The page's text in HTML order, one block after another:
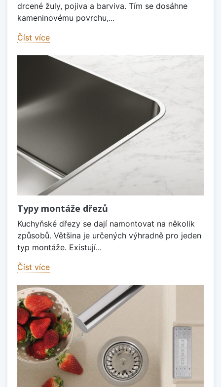
drcené žuly, pojiva a barviva. Tím se dosáhne
kameninovému povrchu,...
Číst více
Typy montáže dřezů
Kuchyňské dřezy se dají namontovat na několik
způsobů. Většina je určených výhradně pro jeden
typ montáže. Existují...
Číst více